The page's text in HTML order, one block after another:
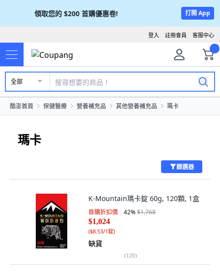
領取您的 $200 首購優惠卷! 打開 App
客服中心
註冊會員
登入
全部
酷澎首頁 保健醫療 營養補充品 其他營養補充品 瑪卡
瑪卡
篩選器
K-Mountain瑪卡錠 60g, 120顆, 1盒
首購折扣價 42%$1,768
$1,024
($8.53/1錠)
缺貨
(120)